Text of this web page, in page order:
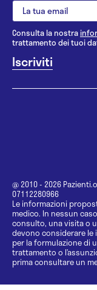
Consulta la nostra
trattamento dei tuoi
@ 2010 - 2026
07112280966
Le informazioni
medico. In nessun
consulto, una visita o
devono considerare
per la formulazione di
trattamento o
prima consultare un